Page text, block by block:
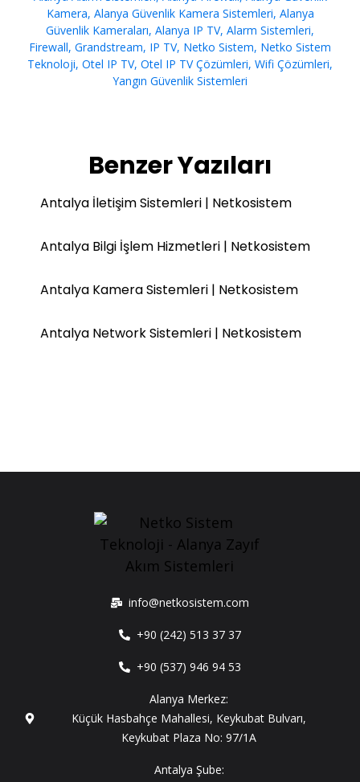
Kamera, Alanya Güvenlik Kamera Sistemleri, Alanya
Güvenlik Kameraları, Alanya IP TV, Alarm Sistemleri,
Firewall, Grandstream, IP TV, Netko Sistem, Netko Sistem
Teknoloji, Otel IP TV, Otel IP TV Çözümleri, Wifi Çözümleri,
Yangın Güvenlik Sistemleri
Benzer Yazıları
Antalya İletişim Sistemleri | Netkosistem
Antalya Bilgi İşlem Hizmetleri | Netkosistem
Antalya Kamera Sistemleri | Netkosistem
Antalya Network Sistemleri | Netkosistem
info@netkosistem.com
+90 (242) 513 37 37
+90 (537) 946 94 53
Alanya Merkez:
Küçük Hasbahçe Mahallesi, Keykubat Bulvarı,
Keykubat Plaza No: 97/1A
Antalya Şube: